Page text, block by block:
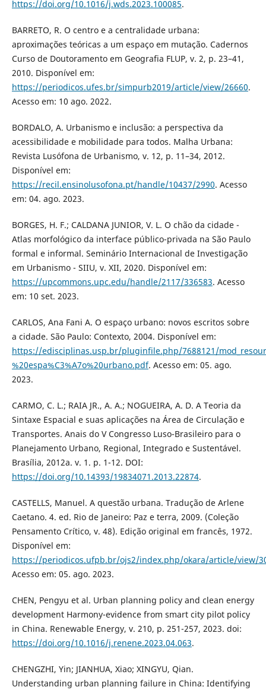
https://doi.org/10.1016/j.wds.2023.100085.
BARRETO, R. O centro e a centralidade urbana:
aproximações teóricas a um espaço em mutação. Cadernos
Curso de Doutoramento em Geografia FLUP, v. 2, p. 23–41,
2010. Disponível em:
https://periodicos.ufes.br/simpurb2019/article/view/26660.
Acesso em: 10 ago. 2022.
BORDALO, A. Urbanismo e inclusão: a perspectiva da
acessibilidade e mobilidade para todos. Malha Urbana:
Revista Lusófona de Urbanismo, v. 12, p. 11–34, 2012.
Disponível em:
https://recil.ensinolusofona.pt/handle/10437/2990. Acesso
em: 04. ago. 2023.
BORGES, H. F.; CALDANA JUNIOR, V. L. O chão da cidade -
Atlas morfológico da interface público-privada na São Paulo
formal e informal. Seminário Internacional de Investigação
em Urbanismo - SIIU, v. XII, 2020. Disponível em:
https://upcommons.upc.edu/handle/2117/336583. Acesso
em: 10 set. 2023.
CARLOS, Ana Fani A. O espaço urbano: novos escritos sobre
a cidade. São Paulo: Contexto, 2004. Disponível em:
https://edisciplinas.usp.br/pluginfile.php/7688121/
%20espa%C3%A7o%20urbano.pdf. Acesso em: 05. ago.
2023.
CARMO, C. L.; RAIA JR., A. A.; NOGUEIRA, A. D. A Teoria da
Sintaxe Espacial e suas aplicações na Área de Circulação e
Transportes. Anais do V Congresso Luso-Brasileiro para o
Planejamento Urbano, Regional, Integrado e Sustentável.
Brasília, 2012a. v. 1. p. 1-12. DOI:
https://doi.org/10.14393/19834071.2013.22874.
CASTELLS, Manuel. A questão urbana. Tradução de Arlene
Caetano. 4. ed. Rio de Janeiro: Paz e terra, 2009. (Coleção
Pensamento Crítico, v. 48). Edição original em francês, 1972.
Disponível em:
https://periodicos.ufpb.br/ojs2/index.php/okara/article/view/
Acesso em: 05. ago. 2023.
CHEN, Pengyu et al. Urban planning policy and clean energy
development Harmony-evidence from smart city pilot policy
in China. Renewable Energy, v. 210, p. 251-257, 2023. doi:
https://doi.org/10.1016/j.renene.2023.04.063.
CHENGZHI, Yin; JIANHUA, Xiao; XINGYU, Qian.
Understanding urban planning failure in China: Identifying